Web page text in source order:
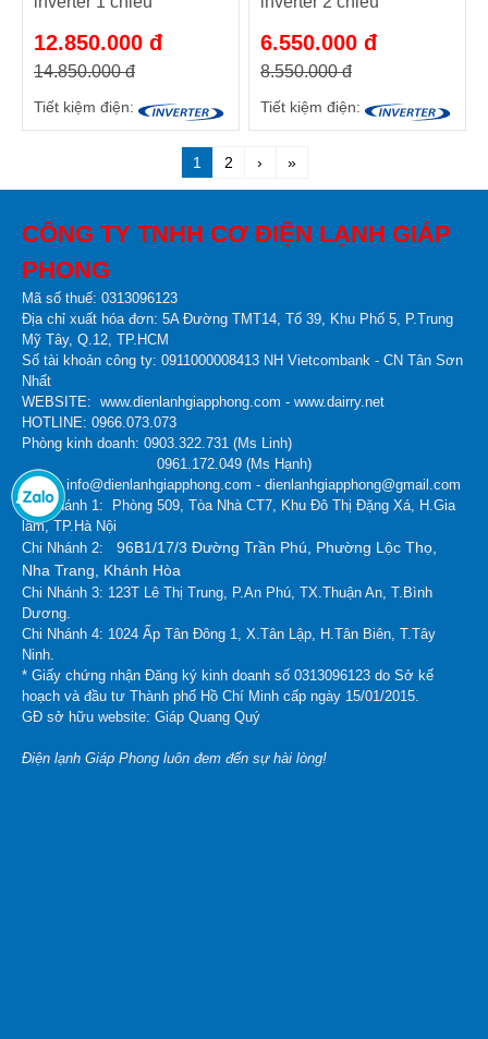
12.850.000 đ
14.850.000 đ
Tiết kiệm điện:
6.550.000 đ
8.550.000 đ
Tiết kiệm điện:
1 2 › »
CÔNG TY TNHH CƠ ĐIỆN LẠNH GIÁP
PHONG
Mã số thuế: 0313096123
Địa chỉ xuất hóa đơn: 5A Đường TMT14, Tổ 39, Khu Phố 5, P.Trung
Mỹ Tây, Q.12, TP.HCM
Số tài khoản công ty: 0911000008413 NH Vietcombank - CN Tân Sơn
Nhất
WEBSITE: www.dienlanhgiapphong.com - www.dairry.net
HOTLINE: 0966.073.073
Phòng kinh doanh: 0903.322.731 (Ms Linh)
0961.172.049 (Ms Hạnh)
Email: info@dienlanhgiapphong.com - dienlanhgiapphong@gmail.com
Chi Nhánh 1: Phòng 509, Tòa Nhà CT7, Khu Đô Thị Đặng Xá, H.Gia
lâm, TP.Hà Nội
Chi Nhánh 2:
96B1/17/3 Đường Trần Phú, Phường Lộc Thọ,
Nha Trang, Khánh Hòa
Chi Nhánh 3: 123T Lê Thị Trung, P.An Phú, TX.Thuận An, T.Bình
Dương.
Chi Nhánh 4: 1024 Ấp Tân Đông 1, X.Tân Lập, H.Tân Biên, T.Tây
Ninh.
* Giấy chứng nhận Đăng ký kinh doanh số 0313096123 do Sở kế
hoạch và đầu tư Thành phố Hồ Chí Minh cấp ngày 15/01/2015.
GĐ sở hữu website: Giáp Quang Quý
Điện lạnh Giáp Phong luôn đem đến sự hài lòng!